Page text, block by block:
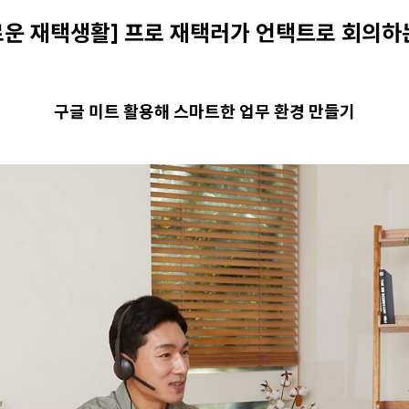
재택생활] 프로 재택러가 언택트로 회의
구글 미트 활용해 스마트한 업무 환경 만들기